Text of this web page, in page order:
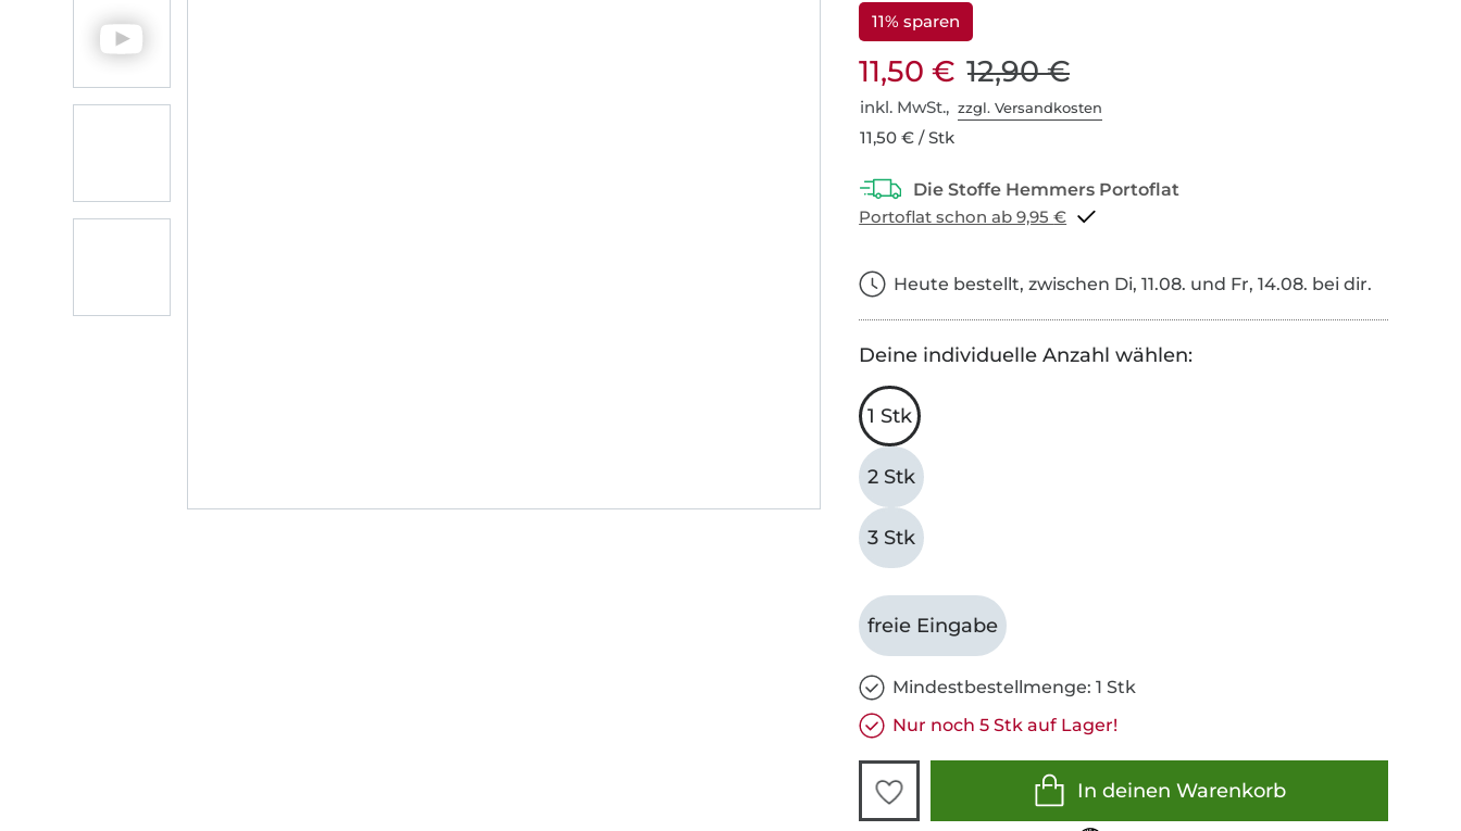
11% sparen
11,50 € 12,90 €
inkl. MwSt.,zzgl. Versandkosten
11,50 € / Stk
Portoflat schon ab 9,95 €
Heute bestellt, zwischen Di, 11.08. und Fr, 14.08. bei dir.
Deine individuelle Anzahl wählen:
1 Stk
2 Stk
3 Stk
freie Eingabe
Mindestbestellmenge: 1 Stk
Nur noch 5 Stk auf Lager!
In deinen Warenkorb